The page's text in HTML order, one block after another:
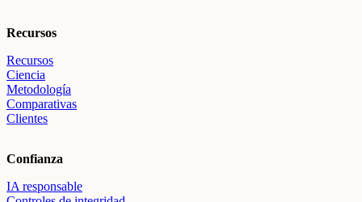
Recursos
Recursos
Ciencia
Metodología
Comparativas
Clientes
Confianza
IA responsable